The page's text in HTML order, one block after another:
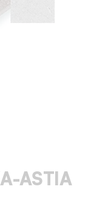
ASTIA